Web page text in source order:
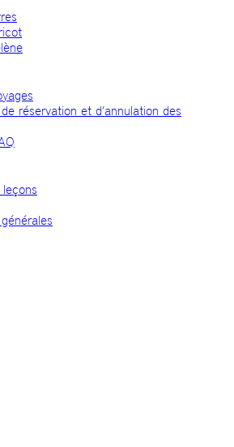
réservation et d’annulation des